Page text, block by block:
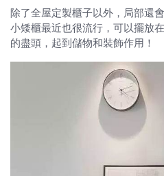
除了全屋定製櫃子以外，局部還
小矮櫃最近也很流行，可以擺放
的盡頭，起到儲物和裝飾作用！